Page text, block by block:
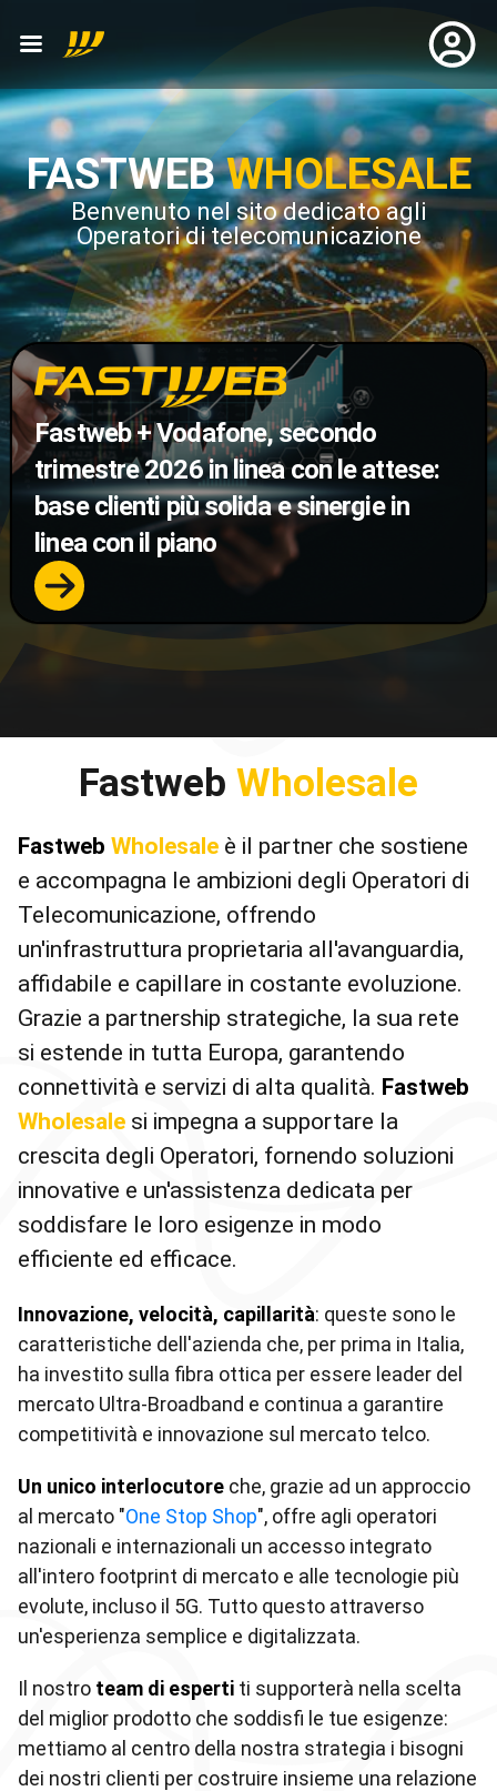
FASTWEBWHOLESALE
Benvenuto nel sito dedicato agli
Operatori di telecomunicazione
Fastweb + Vodafone, secondo
trimestre 2026 in linea con le attese:
base clienti più solida e sinergie in
linea con il piano
Fastweb Wholesale
Fastweb Wholesale è il partner che sostiene
e accompagna le ambizioni degli Operatori di
Telecomunicazione, offrendo
un'infrastruttura proprietaria all'avanguardia,
affidabile e capillare in costante evoluzione.
Grazie a partnership strategiche, la sua rete
si estende in tutta Europa, garantendo
connettività e servizi di alta qualità. Fastweb
Wholesale si impegna a supportare la
crescita degli Operatori, fornendo soluzioni
innovative e un'assistenza dedicata per
soddisfare le loro esigenze in modo
efficiente ed efficace.
Innovazione, velocità, capillarità: queste sono le
caratteristiche dell'azienda che, per prima in Italia,
ha investito sulla fibra ottica per essere leader del
mercato Ultra-Broadband e continua a garantire
competitività e innovazione sul mercato telco.
Un unico interlocutore che, grazie ad un approccio
al mercato "One Stop Shop", offre agli operatori
nazionali e internazionali un accesso integrato
all'intero footprint di mercato e alle tecnologie più
evolute, incluso il 5G. Tutto questo attraverso
un'esperienza semplice e digitalizzata.
Il nostro team di esperti ti supporterà nella scelta
del miglior prodotto che soddisfi le tue esigenze:
mettiamo al centro della nostra strategia i bisogni
dei nostri clienti per costruire insieme una relazione